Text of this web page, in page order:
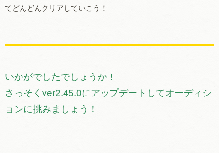
てどんどんクリアしていこう！
いかがでしたでしょうか！
さっそくver2.45.0にアップデートしてオーディシ
ョンに挑みましょう！